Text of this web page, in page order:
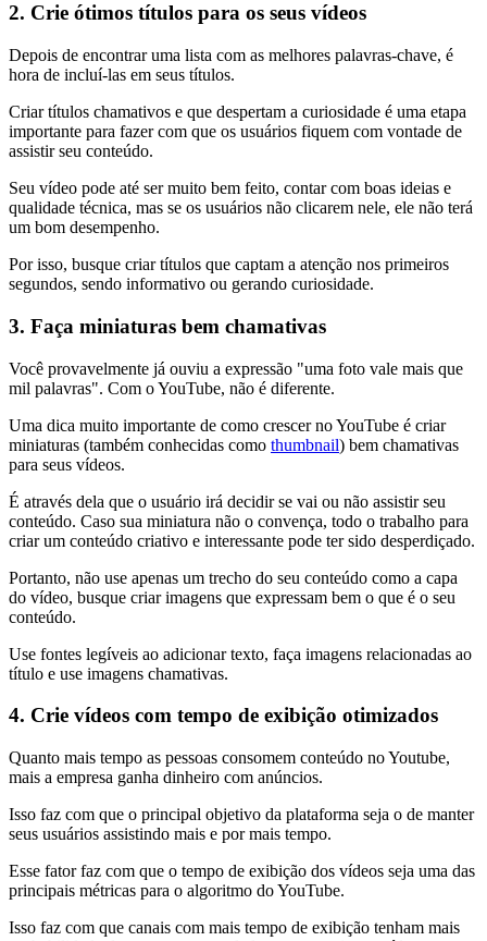
2. Crie ótimos títulos para os seus vídeos
Depois de encontrar uma lista com as melhores palavras-chave, é
hora de incluí-las em seus títulos.
Criar títulos chamativos e que despertam a curiosidade é uma etapa
importante para fazer com que os usuários fiquem com vontade de
assistir seu conteúdo.
Seu vídeo pode até ser muito bem feito, contar com boas ideias e
qualidade técnica, mas se os usuários não clicarem nele, ele não terá
um bom desempenho.
Por isso, busque criar títulos que captam a atenção nos primeiros
segundos, sendo informativo ou gerando curiosidade.
3. Faça miniaturas bem chamativas
Você provavelmente já ouviu a expressão "uma foto vale mais que
mil palavras". Com o YouTube, não é diferente.
Uma dica muito importante de como crescer no YouTube é criar
miniaturas (também conhecidas como thumbnail) bem chamativas
para seus vídeos.
É através dela que o usuário irá decidir se vai ou não assistir seu
conteúdo. Caso sua miniatura não o convença, todo o trabalho para
criar um conteúdo criativo e interessante pode ter sido desperdiçado.
Portanto, não use apenas um trecho do seu conteúdo como a capa
do vídeo, busque criar imagens que expressam bem o que é o seu
conteúdo.
Use fontes legíveis ao adicionar texto, faça imagens relacionadas ao
título e use imagens chamativas.
4. Crie vídeos com tempo de exibição otimizados
Quanto mais tempo as pessoas consomem conteúdo no Youtube,
mais a empresa ganha dinheiro com anúncios.
Isso faz com que o principal objetivo da plataforma seja o de manter
seus usuários assistindo mais e por mais tempo.
Esse fator faz com que o tempo de exibição dos vídeos seja uma das
principais métricas para o algoritmo do YouTube.
Isso faz com que canais com mais tempo de exibição tenham mais